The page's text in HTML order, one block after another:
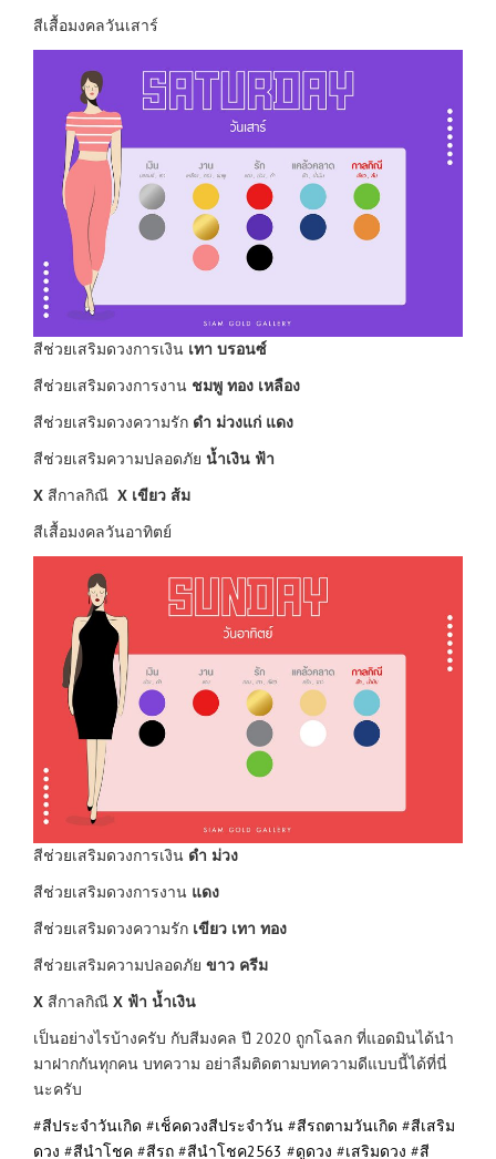
สีเสื้อมงคลวันเสาร์
สีช่วยเสริมดวงการเงิน เทา บรอนซ์
สีช่วยเสริมดวงการงาน ชมพู ทอง เหลือง
สีช่วยเสริมดวงความรัก ดำ ม่วงแก่ แดง
สีช่วยเสริมความปลอดภัย น้ำเงิน ฟ้า
X สีกาลกิณี X เขียว ส้ม
สีเสื้อมงคลวันอาทิตย์
สีช่วยเสริมดวงการเงิน ดำ ม่วง
สีช่วยเสริมดวงการงาน แดง
สีช่วยเสริมดวงความรัก เขียว เทา ทอง
สีช่วยเสริมความปลอดภัย ขาว ครีม
X สีกาลกิณี X ฟ้า น้ำเงิน
เป็นอย่างไรบ้างครับ กับสีมงคล ปี 2020 ถูกโฉลก ที่แอดมินได้นำ
มาฝากกันทุกคน บทความ อย่าลืมติดตามบทความดีแบบนี้ได้ที่นี่
นะครับ
#สีประจำวันเกิด #เช็คดวงสีประจำวัน #สีรถตามวันเกิด #สีเสริม
ดวง #สีนำโชค #สีรถ #สีนำโชค2563 #ดูดวง #เสริมดวง #สี